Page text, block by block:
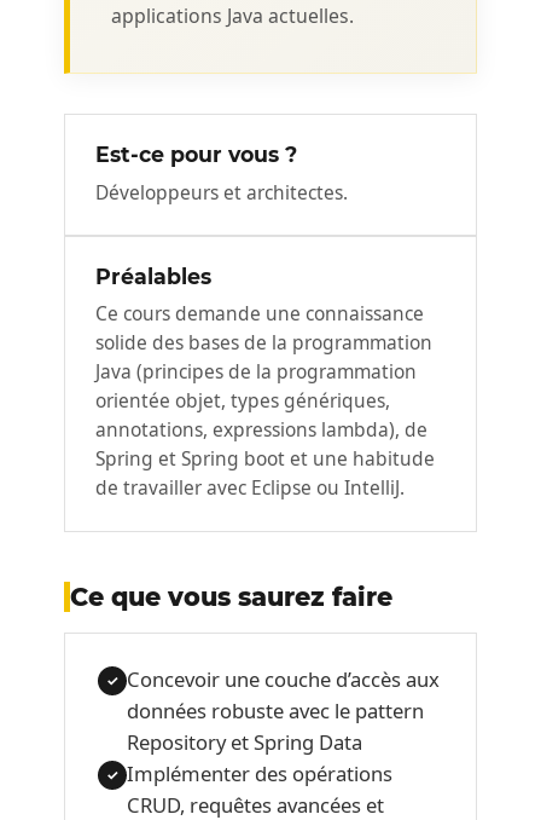
applications Java actuelles.
Est-ce pour vous ?
Développeurs et architectes.
Préalables
Ce cours demande une connaissance
solide des bases de la programmation
Java (principes de la programmation
orientée objet, types génériques,
annotations, expressions lambda), de
Spring et Spring boot et une habitude
de travailler avec Eclipse ou IntelliJ.
Ce que vous saurez faire
✓ Concevoir une couche d’accès aux
données robuste avec le pattern
Repository et Spring Data
✓ Implémenter des opérations
CRUD, requêtes avancées et